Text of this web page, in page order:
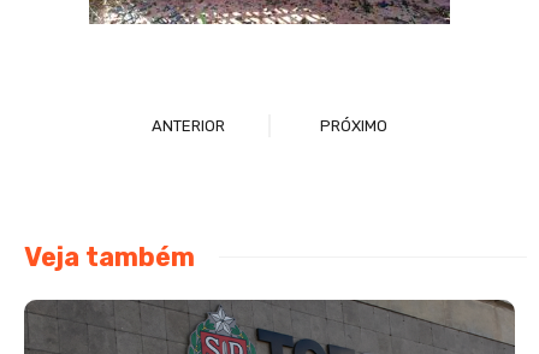
ANTERIOR PRÓXIMO
Veja também